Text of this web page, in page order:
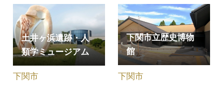
ものに対する理解を深めて
いただくとともに、自然環
境の場、住民の憩いの場と
して活用していただける交
流施設です。
化石を約5,000点展示。子
供達が好きな「昆虫」をは
じめとした「せきつい動
物」「アンモナイト」の3
つをテーマに、模型等など
が展示されています。
土井ヶ浜遺跡・人
類学ミュージアム
下関市
下関市立歴史博物
館
下関市